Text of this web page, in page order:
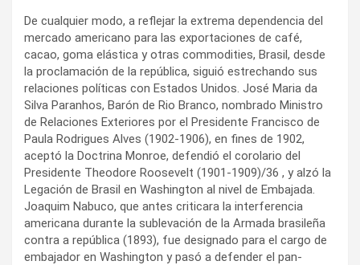
De cualquier modo, a reflejar la extrema dependencia del
mercado americano para las exportaciones de café,
cacao, goma elástica y otras commodities, Brasil, desde
la proclamación de la república, siguió estrechando sus
relaciones políticas con Estados Unidos. José Maria da
Silva Paranhos, Barón de Rio Branco, nombrado Ministro
de Relaciones Exteriores por el Presidente Francisco de
Paula Rodrigues Alves (1902-1906), en fines de 1902,
aceptó la Doctrina Monroe, defendió el corolario del
Presidente Theodore Roosevelt (1901-1909)/36 , y alzó la
Legación de Brasil en Washington al nivel de Embajada.
Joaquim Nabuco, que antes criticara la interferencia
americana durante la sublevación de la Armada brasileña
contra a república (1893), fue designado para el cargo de
embajador en Washington y pasó a defender el pan-